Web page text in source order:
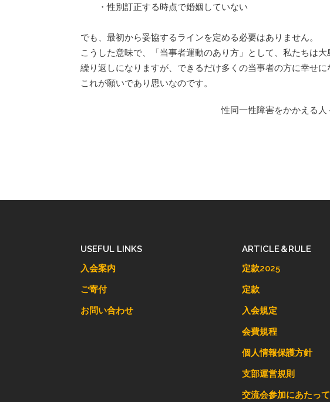
・性別訂正する時点で婚姻していない
でも、最初から妥協するラインを定める必要はありません。
こうした意味で、「当事者運動のあり方」として、私たちは
繰り返しになりますが、できるだけ多くの当事者の方に幸せ
これが願いであり思いなのです。
性同一性障害をかかえる
USEFUL LINKS
入会案内
ご寄付
お問い合わせ
ARTICLE＆RULE
定款2025
定款
入会規定
会費規程
個人情報保護方針
支部運営規則
交流会参加にあたっ